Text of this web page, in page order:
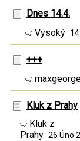
Dnes 14.4.
Vysoký
+++
Kluk z Prahy
Kluk z
Prahy 26 Úno